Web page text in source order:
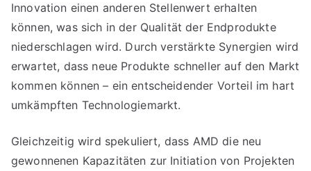
Innovation einen anderen Stellenwert erhalten
können, was sich in der Qualität der Endprodukte
niederschlagen wird. Durch verstärkte Synergien wird
erwartet, dass neue Produkte schneller auf den Markt
kommen können – ein entscheidender Vorteil im hart
umkämpften Technologiemarkt.
Gleichzeitig wird spekuliert, dass AMD die neu
gewonnenen Kapazitäten zur Initiation von Projekten